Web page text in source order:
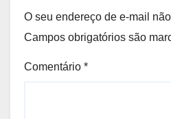
O seu endereço de e-mail
Campos obrigatórios são
Comentário *